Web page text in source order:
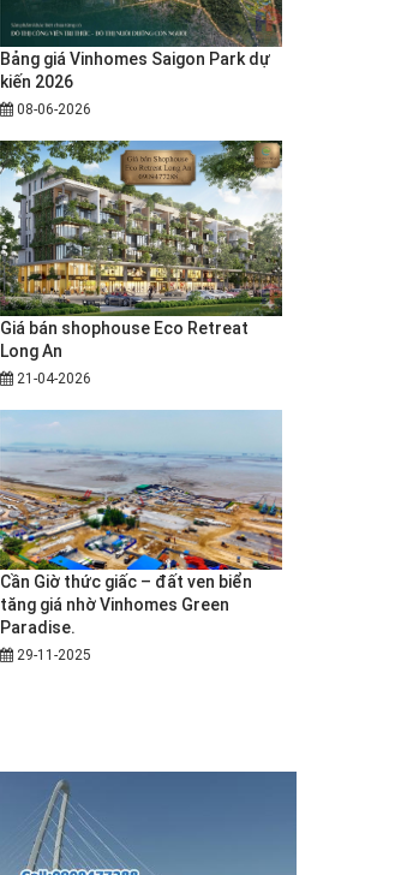
Bảng giá Vinhomes Saigon Park dự
kiến 2026
08-06-2026
Giá bán shophouse Eco Retreat
Long An
21-04-2026
Cần Giờ thức giấc – đất ven biển
tăng giá nhờ Vinhomes Green
Paradise.
29-11-2025